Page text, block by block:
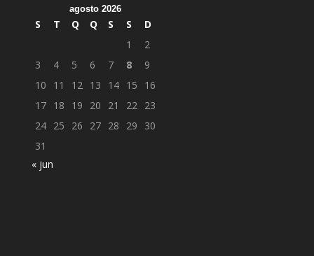
agosto 2026
S T Q Q S S
D
1
2
3
4 5 6 7 8
9
10
11 12 13 14 15
16
17 18 19 20 21 22 23
24 25 26 27 28 29
30
31
« jun